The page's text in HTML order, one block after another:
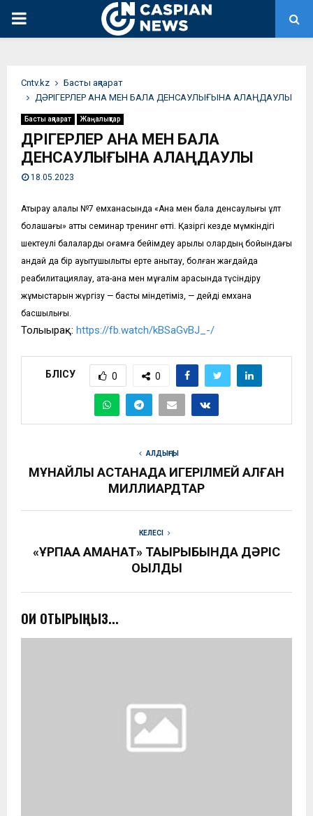
PRIMARY
Сntv.kz
Басты ақпарат
ДӘРІГЕРЛЕР АНА МЕН БАЛА ДЕНСАУЛЫҒЫНА АЛАҢДАУЛЫ
Басты ақпарат Жаңалықтар
ДӘРІГЕРЛЕР АНА МЕН БАЛА
ДЕНСАУЛЫҒЫНА АЛАҢДАУЛЫ
18.05.2023
Атырау қалалық №7 емханасында «Ана мен бала денсаулығы ұлт
болашағы» атты семинар тренинг өтті. Қазіргі кезде мүмкіндігі
шектеулі балаларды қоғамға бейімдеу арқылы олардың бойындағы
қандай да бір ауытқушылықты ерте анықтау, болған жағдайда
реабилитациялау, ата-ана мен мұғалім арасында түсіндіру
жұмыстарын жүргізу — басты міндетіміз, — дейді емхана
басшылығы.
Толығырақ: https://fb.watch/kBSaGvBJ_-/
БӨЛІСУ 0 0
АЛДЫҢҒЫ
МҰНАЙЛЫ АСТАНАДА ИГЕРІЛМЕЙ ҚАЛҒАН
МИЛЛИАРДТАР
КЕЛЕСІ
«ҰРПАҚҚА АМАНАТ» ТАҚЫРЫБЫНДА ДӘРІС
ОҚЫЛДЫ
ОҚИ ОТЫРЫҢЫЗ...